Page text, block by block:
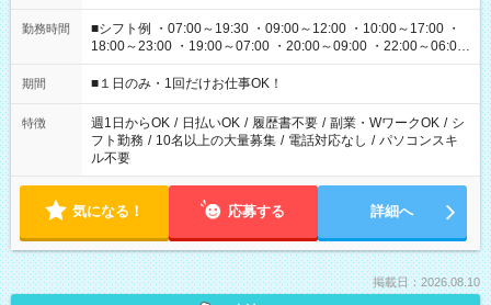
勤務時間
■シフト例 ・07:00～19:30 ・09:00～12:00 ・10:00～17:00 ・
18:00～23:00 ・19:00～07:00 ・20:00～09:00 ・22:00～06:00
etc ★最短で3時間で5,120円のお仕事から 15時間で2万円近く稼
げるお仕事も！ ご希望のお時間に合わせてご紹介！ ※シフトは
ください！
期間 ■１日のみ・1回だけお仕事OK！
特徴 週1日からOK / 日払いOK / 履歴書不要 / 副業・WワークOK / シ
フト勤務 / 10名以上の大量募集 / 電話対応なし / パソコンスキ
ル不要
気になる！ 応募する 詳細へ
掲載日：2026.08.10